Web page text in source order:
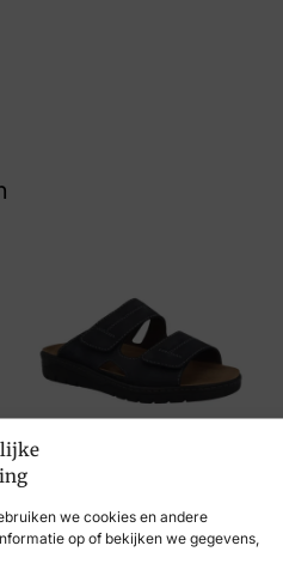
we cookies en andere
op of bekijken we gegevens,